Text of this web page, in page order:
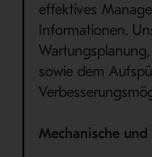
effektives
Informationen.
sowie dem
Mechanische